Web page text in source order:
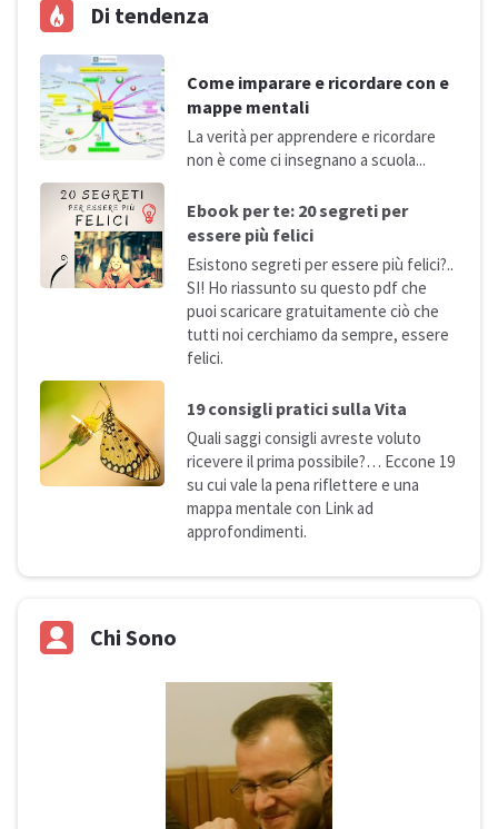
Di tendenza
Come imparare e ricordare con e
mappe mentali
La verità per apprendere e ricordare
non è come ci insegnano a scuola...
Ebook per te: 20 segreti per
essere più felici
Esistono segreti per essere più felici?..
SI! Ho riassunto su questo pdf che
puoi scaricare gratuitamente ciò che
tutti noi cerchiamo da sempre, essere
felici.
19 consigli pratici sulla Vita
Quali saggi consigli avreste voluto
ricevere il prima possibile?… Eccone 19
su cui vale la pena riflettere e una
mappa mentale con Link ad
approfondimenti.
Chi Sono